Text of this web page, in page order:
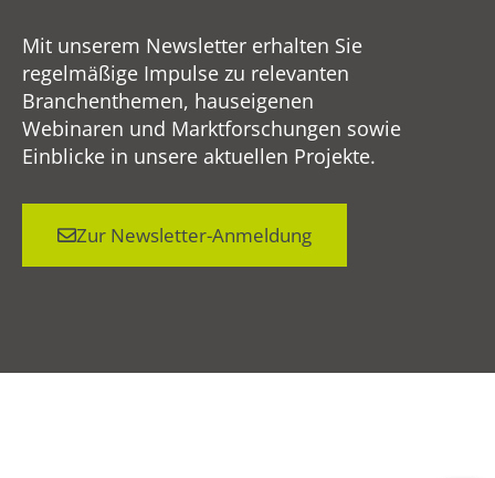
Mit unserem Newsletter erhalten Sie
regelmäßige Impulse zu relevanten
Branchenthemen, hauseigenen
Webinaren und Marktforschungen sowie
Einblicke in unsere aktuellen Projekte.
Zur Newsletter-Anmeldung